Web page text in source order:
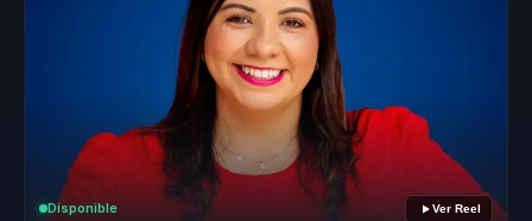
Disponible Ver Reel